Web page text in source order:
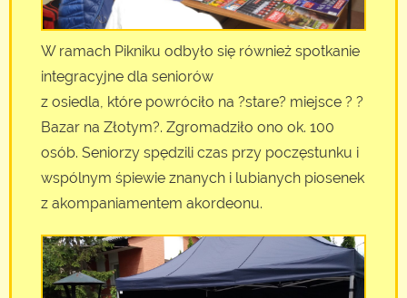
W ramach Pikniku odbyło się również spotkanie
integracyjne dla seniorów
z osiedla, które powróciło na ?stare? miejsce ? ?
Bazar na Złotym?. Zgromadziło ono ok. 100
osób. Seniorzy spędzili czas przy poczęstunku i
wspólnym śpiewie znanych i lubianych piosenek
z akompaniamentem akordeonu.